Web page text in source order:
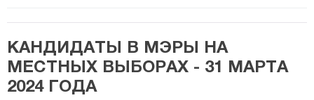
КОРГУН
КУРШУНЛУ
Центр
КАНДИДАТЫ В МЭРЫ НА
МЕСТНЫХ ВЫБОРАХ - 31 МАРТА
2024 ГОДА